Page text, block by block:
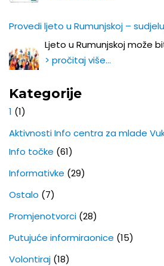
Provedi ljeto u Rumunjskoj –
Ljeto u Rumunjskoj može
> pročitaj više…
Kategorije
1 (1)
Aktivnosti Info centra za mlade
Info točke (61)
Informativke (29)
Ostalo (7)
Promjenotvorci (28)
Putujuće informiraonice (15)
Volontiraj (18)